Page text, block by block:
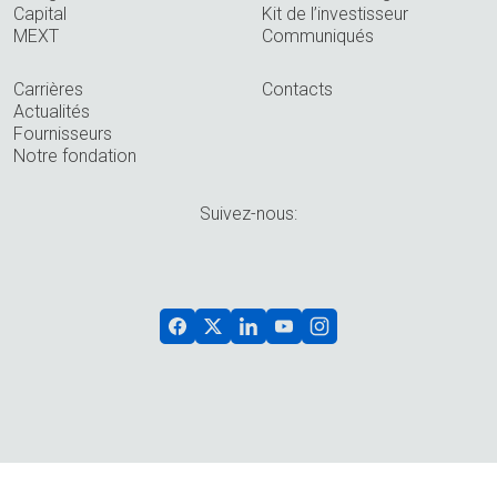
Capital
MEXT
Kit de l’investisseur
Communiqués
Carrières
Actualités
Fournisseurs
Notre fondation
Contacts
Suivez-nous: